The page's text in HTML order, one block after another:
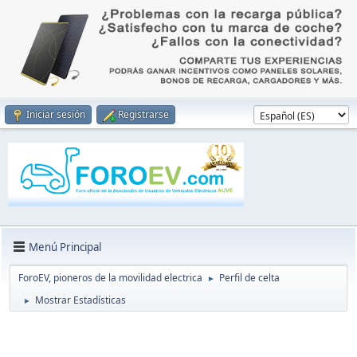
Iniciar sesión Registrarse
Menú Principal
ForoEV, pioneros de la movilidad electrica ► Perfil de celta
► Mostrar Estadísticas